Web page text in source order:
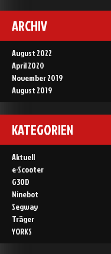
ARCHIV
August 2022
April 2020
November 2019
August 2019
KATEGORIEN
Aktuell
e-Scooter
G30D
Ninebot
Segway
Träger
YORKS